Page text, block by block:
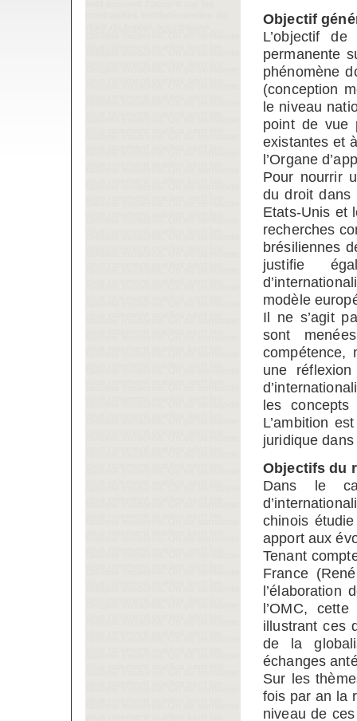
Objectif
L’objectif
permanente
phénomène
(conception
le niveau
point de vue
existantes et
l’Organe
Pour nourrir
du droit dans
Etats-Unis et
recherches
brésiliennes
justifie
modèle
Il ne s’agit
sont
compétence,
une
les
L’ambition
juridique
Objectifs du
Dans le
chinois
apport aux
Tenant
France
l’OMC,
illustrant ces
de la
échanges
Sur les
fois par an la
niveau de